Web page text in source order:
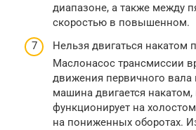
диапазоне, а также между
скоростью в повышенном.
Нельзя двигаться накатом
Маслонасос трансмиссии
движения первичного вала
машина двигается
функционирует на
на пониженных оборотах.